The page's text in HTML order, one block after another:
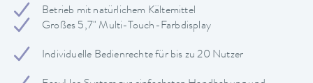
Betrieb mit natürlichem Kältemittel
Großes 5,7" Multi-Touch-Farbdisplay
Individuelle Bedienrechte für bis zu 20 Nutzer